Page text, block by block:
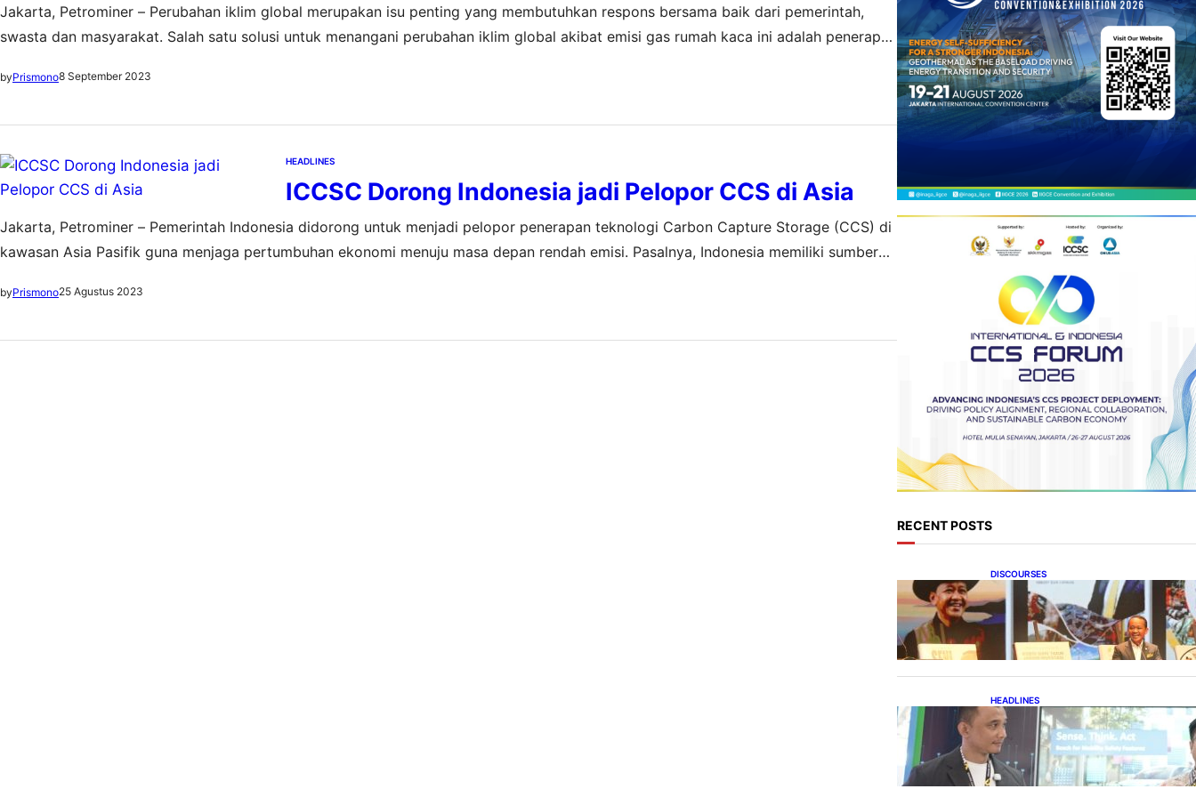
Jakarta, Petrominer – Perubahan iklim global merupakan isu penting yang membutuhkan respons bersama baik dari pemerintah,
swasta dan masyarakat. Salah satu solusi untuk menangani perubahan iklim global akibat emisi gas rumah kaca ini adalah penerapan
dapat dimanfaatkan untuk menyimpan emisi…
byPrismono8 September 2023
HEADLINES
ICCSC Dorong Indonesia jadi Pelopor CCS di Asia
Jakarta, Petrominer – Pemerintah Indonesia didorong untuk menjadi pelopor penerapan teknologi Carbon Capture Storage (CCS) di
kawasan Asia Pasifik guna menjaga pertumbuhan ekonomi menuju masa depan rendah emisi. Pasalnya, Indonesia memiliki sumber
Indonesia juga diberkati dengan lokasi…
byPrismono25 Agustus 2023
RECENT POSTS
DISCOURSES
Bahlil Luncurkan 10 Buku
Rekam Jejak Kepemimpinan
dan Kebijakan
HEADLINES
Teknologi Keselamatan,
Penentu Baru Persaingan
Industri Otomotif